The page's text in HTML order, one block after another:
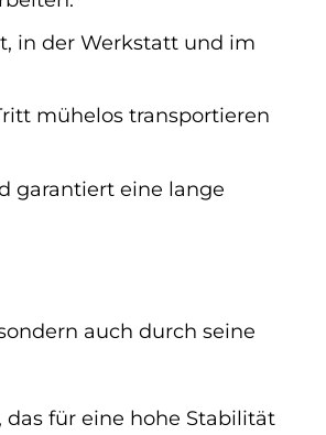
in der Werkstatt und im
mühelos transportieren
garantiert eine lange
auch durch seine
für eine hohe Stabilität